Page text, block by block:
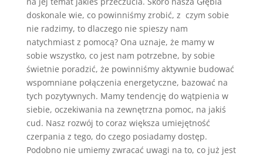
doskonale wie, co powinniśmy zrobić, z czym sobie
nie radzimy, to dlaczego nie spieszy nam
natychmiast z pomocą? Ona uznaje, że mamy w
sobie wszystko, co jest nam potrzebne, by sobie
świetnie poradzić, że powinniśmy aktywnie budować
wspomniane połączenia energetyczne, bazować na
tych pozytywnych. Mamy tendencję do wątpienia w
siebie, oczekiwania na zewnętrzna pomoc, na jakiś
cud. Nasz rozwój to coraz większa umiejętność
czerpania z tego, do czego posiadamy dostęp.
Podobno nie umiemy zwracać uwagi na to, co już jest